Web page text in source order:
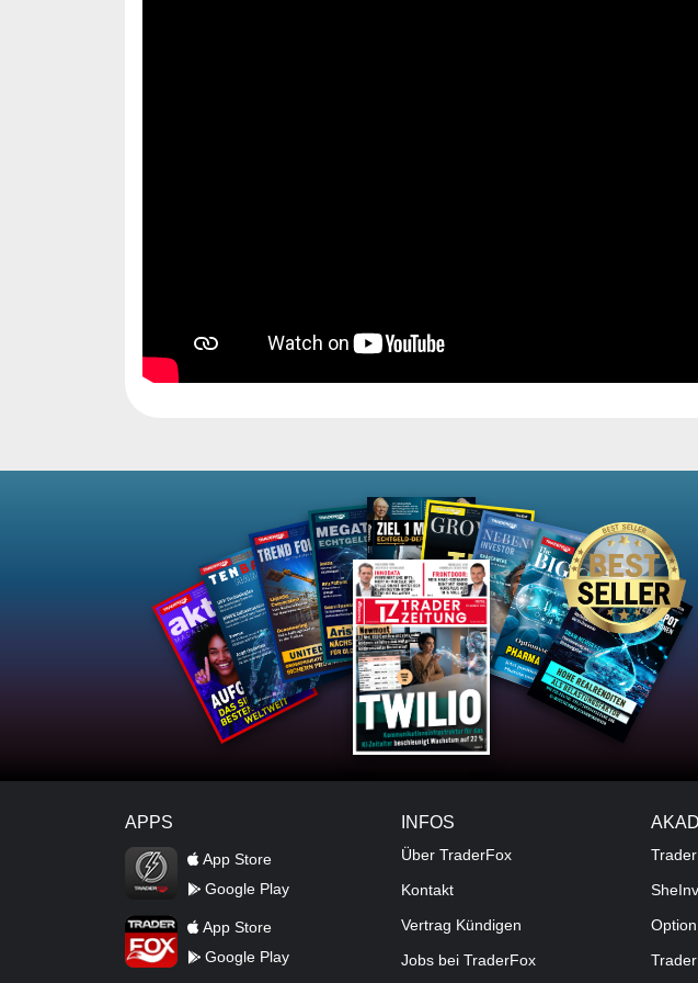
APPS
TraderFox Flash
App Store
Google Play
TraderFox AppApp Store
Google Play
INFOS
Über TraderFox
Kontakt
Vertrag Kündigen
Jobs bei TraderFox